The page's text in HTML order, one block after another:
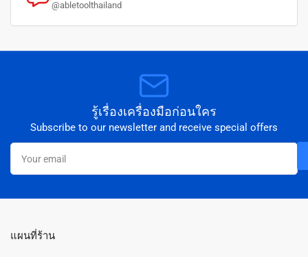
@abletoolthailand
รู้เรื่องเครื่องมือก่อนใคร
Subscribe to our newsletter and receive special offers
Your
email
แผนที่ร้าน